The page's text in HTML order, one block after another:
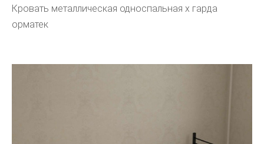
Кровать металлическая односпальная х гарда
орматек